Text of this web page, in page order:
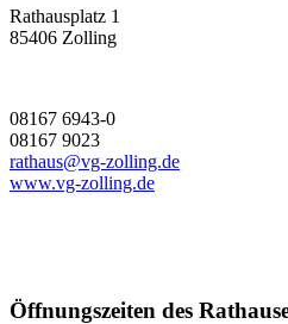
Rathausplatz 1
85406 Zolling
08167 6943-0
08167 9023
rathaus@vg-zolling.de
www.vg-zolling.de
Öffnungszeiten des